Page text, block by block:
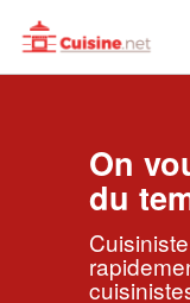
On
du